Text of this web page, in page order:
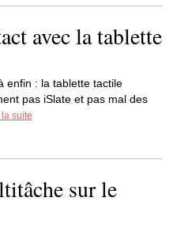
avec la tablette
enfin : la tablette tactile
pas iSlate et pas mal des
la suite
sur le